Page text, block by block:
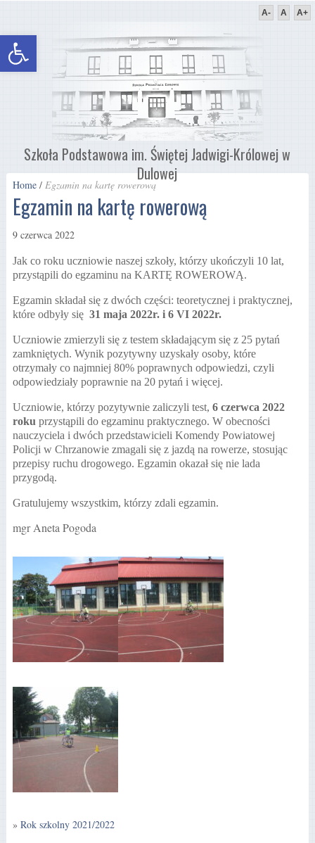
Otwórz pasek narzędzi
A- A A+
Szkoła Podstawowa im. Świętej Jadwigi-Królowej w
Dulowej
Home / Egzamin na kartę rowerową
Egzamin na kartę rowerową
9 czerwca 2022
Jak co roku uczniowie naszej szkoły, którzy ukończyli 10 lat,
przystąpili do egzaminu na KARTĘ ROWEROWĄ.
Egzamin składał się z dwóch części: teoretycznej i praktycznej,
które odbyły się 31 maja 2022r. i6 VI 2022r.
Uczniowie zmierzyli się z testem składającym się z 25 pytań
zamkniętych. Wynik pozytywny uzyskały osoby, które
otrzymały co najmniej 80% poprawnych odpowiedzi, czyli
odpowiedziały poprawnie na 20 pytań i więcej.
Uczniowie, którzy pozytywnie zaliczyli test, 6 czerwca 2022
roku przystąpili do egzaminu praktycznego. W obecności
nauczyciela i dwóch przedstawicieli Komendy Powiatowej
Policji w Chrzanowie zmagali się z jazdą na rowerze, stosując
przepisy ruchu drogowego. Egzamin okazał się nie lada
przygodą.
Gratulujemy wszystkim, którzy zdali egzamin.
mgr Aneta Pogoda
» Rok szkolny 2021/2022